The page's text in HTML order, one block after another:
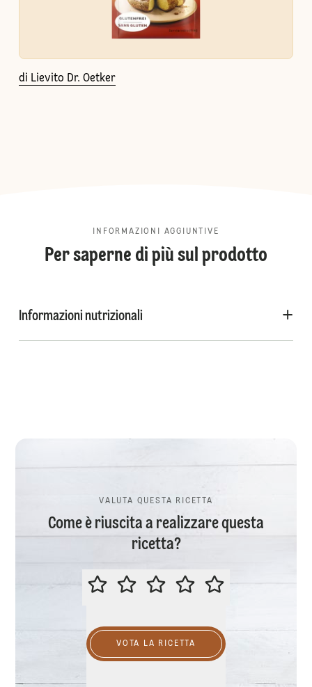
di Lievito Dr. Oetker
INFORMAZIONI AGGIUNTIVE
Per saperne di più sul prodotto
Informazioni nutrizionali
VALUTA QUESTA RICETTA
Come è riuscita a realizzare questa
ricetta?
VALUTA QUESTA RICETTA
VOTA LA RICETTA